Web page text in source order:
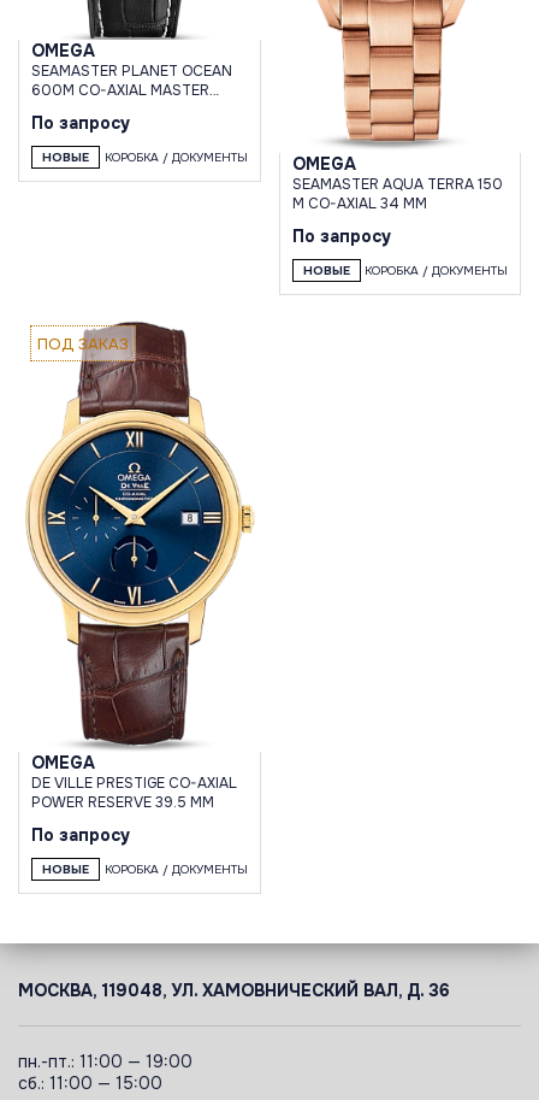
OMEGA
SEAMASTER PLANET OCEAN
600M CO-AXIAL MASTER
По запросу
НОВЫЕ КОРОБКА / ДОКУМЕНТЫ OMEGA
SEAMASTER AQUA TERRA 150
M CO-AXIAL 34 MM
По запросу
НОВЫЕ КОРОБКА / ДОКУМЕНТЫ
ПОД ЗАКАЗ
OMEGA
DE VILLE PRESTIGE CO-AXIAL
POWER RESERVE 39.5 MM
По запросу
НОВЫЕ КОРОБКА / ДОКУМЕНТЫ
МОСКВА, 119048, УЛ. ХАМОВНИЧЕСКИЙ ВАЛ, Д. 36
пн.-пт.: 11:00 — 19:00
сб.: 11:00 — 15:00